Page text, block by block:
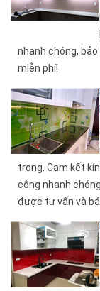
nhanh chóng,
miễn phí!
trọng. Cam kết
công nhanh
được tư vấn và